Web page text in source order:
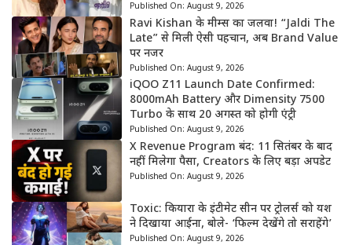
Published On: August 9, 2026
Ravi Kishan के मीम्स का जलवा! “Jaldi The
Late” से मिली ऐसी पहचान, अब Brand Value
पर नजर
Published On: August 9, 2026
iQOO Z11 Launch Date Confirmed:
8000mAh Battery और Dimensity 7500
Turbo के साथ 20 अगस्त को होगी एंट्री
Published On: August 9, 2026
X Revenue Program बंद: 11 सितंबर के बाद
नहीं मिलेगा पैसा, Creators के लिए बड़ा अपडेट
Published On: August 9, 2026
Toxic: कियारा के इंटीमेट सीन पर ट्रोलर्स को यश
ने दिखाया आईना, बोले- ‘फिल्म देखेंगे तो सराहेंगे’
Published On: August 9, 2026